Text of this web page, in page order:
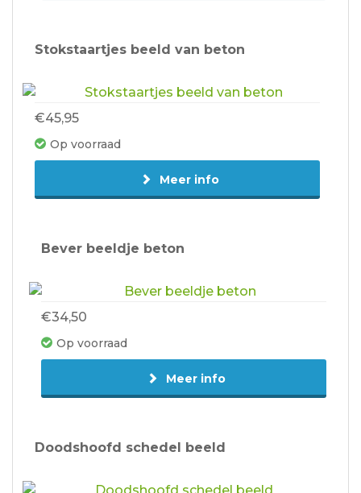
Stokstaartjes beeld van beton
€45,95
Op voorraad
Meer info
Bever beeldje beton
€34,50
Op voorraad
Meer info
Doodshoofd schedel beeld